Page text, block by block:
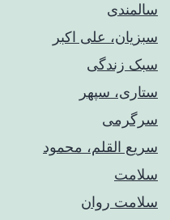
سالمندی
سبزیان، علی اکبر
سبک زندگی
ستاری، سپهر
سرگرمی
سریع القلم، محمود
سلامت
سلامت روان